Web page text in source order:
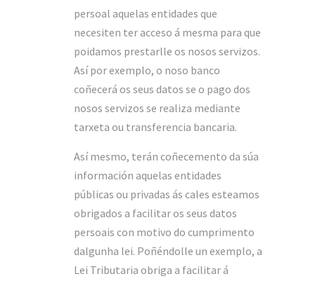
persoal aquelas entidades que
necesiten ter acceso á mesma para que
poidamos prestarlle os nosos servizos.
Así por exemplo, o noso banco
coñecerá os seus datos se o pago dos
nosos servizos se realiza mediante
tarxeta ou transferencia bancaria.
Así mesmo, terán coñecemento da súa
información aquelas entidades
públicas ou privadas ás cales esteamos
obrigados a facilitar os seus datos
persoais con motivo do cumprimento
dalgunha lei. Poñéndolle un exemplo, a
Lei Tributaria obriga a facilitar á